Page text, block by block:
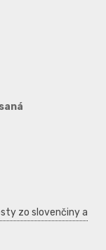
zo slovenčiny a